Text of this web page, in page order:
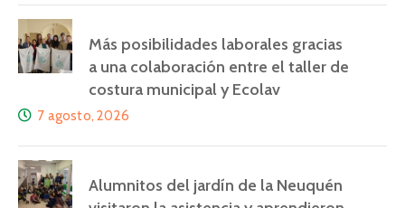
Más posibilidades laborales gracias
a una colaboración entre el taller de
costura municipal y Ecolav
7 agosto, 2026
Alumnitos del jardín de la Neuquén